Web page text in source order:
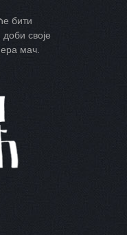
бити
доби своје
мач.